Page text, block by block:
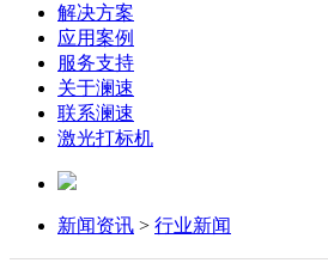
解决方案
应用案例
服务支持
关于澜速
联系澜速
激光打标机
新闻资讯 > 行业新闻